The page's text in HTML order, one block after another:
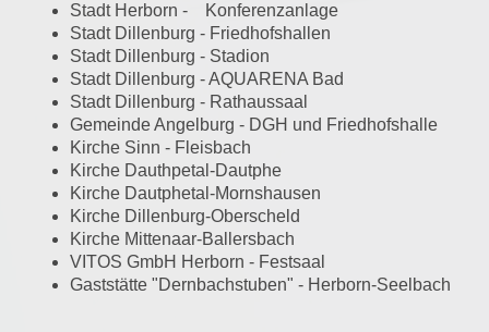
Stadt Herborn - Konferenzanlage
Stadt Dillenburg - Friedhofshallen
Stadt Dillenburg - Stadion
Stadt Dillenburg - AQUARENA Bad
Stadt Dillenburg - Rathaussaal
Gemeinde Angelburg - DGH und Friedhofshalle
Kirche Sinn - Fleisbach
Kirche Dauthpetal-Dautphe
Kirche Dautphetal-Mornshausen
Kirche Dillenburg-Oberscheld
Kirche Mittenaar-Ballersbach
VITOS GmbH Herborn - Festsaal
Gaststätte "Dernbachstuben" - Herborn-Seelbach